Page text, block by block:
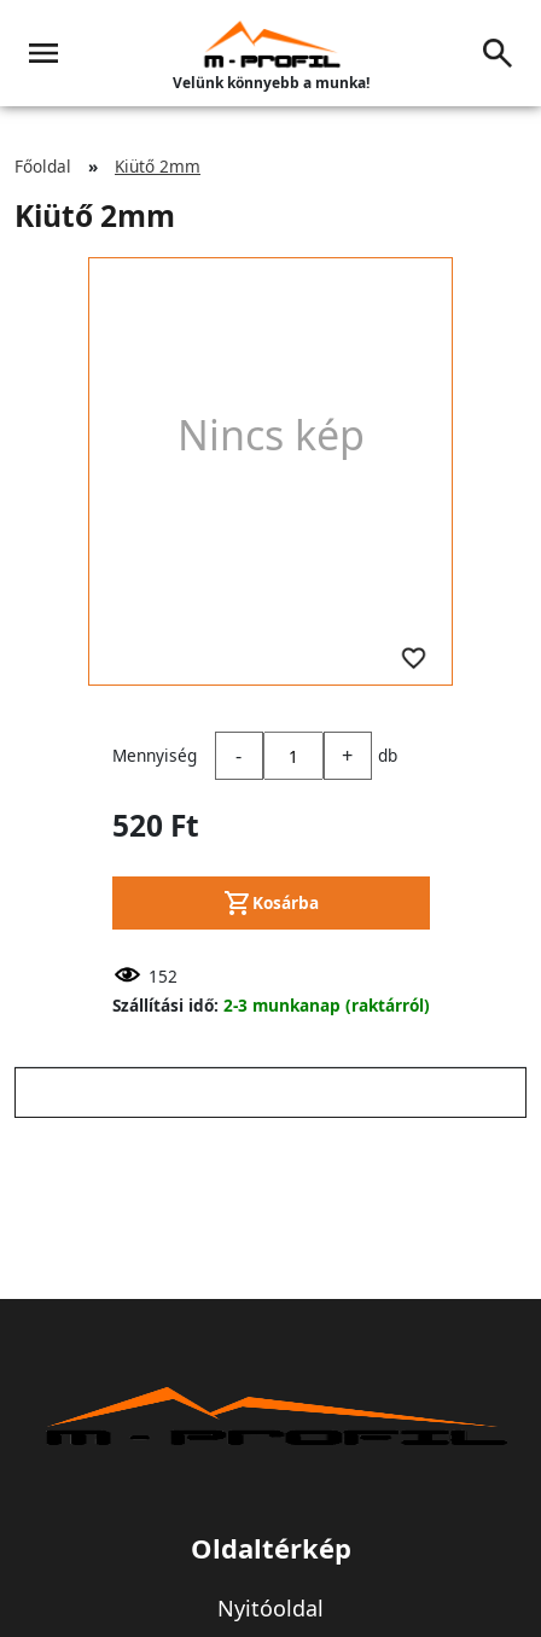
Velünk könnyebb a munka!
Főoldal Kiütő 2mm
Kiütő 2mm
Nincs kép
Mennyiség - + db
520 Ft
Kosárba
152
Szállítási idő: 2-3 munkanap (raktárról)
Oldaltérkép
Nyitóoldal